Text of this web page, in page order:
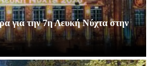
για την 7η Λευκή Νύχτα στην